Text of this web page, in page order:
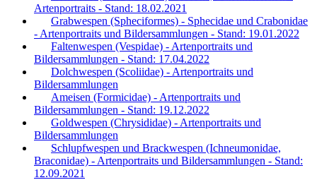
Artenportraits - Stand: 18.02.2021
Grabwespen (Spheciformes) - Sphecidae und Crabonidae
- Artenportraits und Bildersammlungen - Stand: 19.01.2022
Faltenwespen (Vespidae) - Artenportraits und
Bildersammlungen - Stand: 17.04.2022
Dolchwespen (Scoliidae) - Artenportraits und
Bildersammlungen
Ameisen (Formicidae) - Artenportraits und
Bildersammlungen - Stand: 19.12.2022
Goldwespen (Chrysididae) - Artenportraits und
Bildersammlungen
Schlupfwespen und Brackwespen (Ichneumonidae,
Braconidae) - Artenportraits und Bildersammlungen - Stand:
12.09.2021